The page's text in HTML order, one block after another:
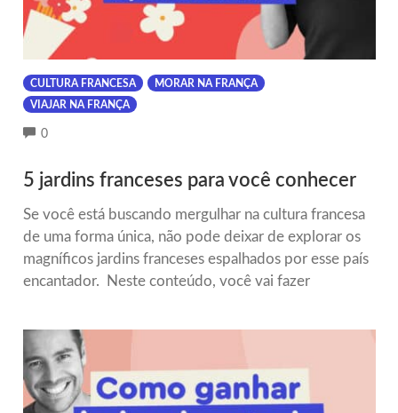
CULTURA FRANCESA
MORAR NA FRANÇA
VIAJAR NA FRANÇA
0COMMENTS
5 jardins franceses para você conhecer
Se você está buscando mergulhar na cultura francesa
de uma forma única, não pode deixar de explorar os
magníficos jardins franceses espalhados por esse país
encantador. Neste conteúdo, você vai fazer